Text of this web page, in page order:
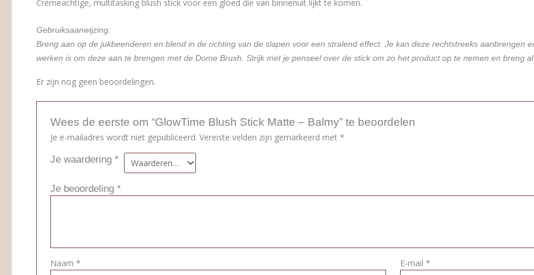
Crèmeachtige, multitasking blush stick voor een gloed die van binnenuit lijkt te komen.
Gebruiksaanwijzing:
Breng aan op de jukbeenderen en blend in de richting van de slapen voor een stralend effect. Je kan deze rechtstreeks aanbrengen
werken is om deze aan te brengen met de Dome Brush. Strijk met je penseel over de stick om zo het product op te nemen en breng
Er zijn nog geen beoordelingen.
Wees de eerste om “GlowTime Blush Stick Matte – Balmy” te beoordelen
Je e-mailadres wordt niet gepubliceerd. Vereiste velden zijn gemarkeerd met*
Je waardering*
Je beoordeling*
Naam* E-mail *